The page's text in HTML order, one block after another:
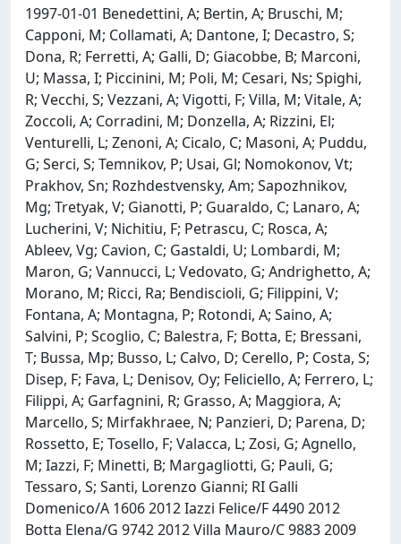
1997-01-01 Benedettini, A; Bertin, A; Bruschi, M;
Capponi, M; Collamati, A; Dantone, I; Decastro, S;
Dona, R; Ferretti, A; Galli, D; Giacobbe, B; Marconi,
U; Massa, I; Piccinini, M; Poli, M; Cesari, Ns; Spighi,
R; Vecchi, S; Vezzani, A; Vigotti, F; Villa, M; Vitale, A;
Zoccoli, A; Corradini, M; Donzella, A; Rizzini, El;
Venturelli, L; Zenoni, A; Cicalo, C; Masoni, A; Puddu,
G; Serci, S; Temnikov, P; Usai, Gl; Nomokonov, Vt;
Prakhov, Sn; Rozhdestvensky, Am; Sapozhnikov,
Mg; Tretyak, V; Gianotti, P; Guaraldo, C; Lanaro, A;
Lucherini, V; Nichitiu, F; Petrascu, C; Rosca, A;
Ableev, Vg; Cavion, C; Gastaldi, U; Lombardi, M;
Maron, G; Vannucci, L; Vedovato, G; Andrighetto, A;
Morano, M; Ricci, Ra; Bendiscioli, G; Filippini, V;
Fontana, A; Montagna, P; Rotondi, A; Saino, A;
Salvini, P; Scoglio, C; Balestra, F; Botta, E; Bressani,
T; Bussa, Mp; Busso, L; Calvo, D; Cerello, P; Costa, S;
Disep, F; Fava, L; Denisov, Oy; Feliciello, A; Ferrero, L;
Filippi, A; Garfagnini, R; Grasso, A; Maggiora, A;
Marcello, S; Mirfakhraee, N; Panzieri, D; Parena, D;
Rossetto, E; Tosello, F; Valacca, L; Zosi, G; Agnello,
M; Iazzi, F; Minetti, B; Margagliotti, G; Pauli, G;
Tessaro, S; Santi, Lorenzo Gianni; RI Galli
Domenico/A 1606 2012 Iazzi Felice/F 4490 2012
Botta Elena/G 9742 2012 Villa Mauro/C 9883 2009